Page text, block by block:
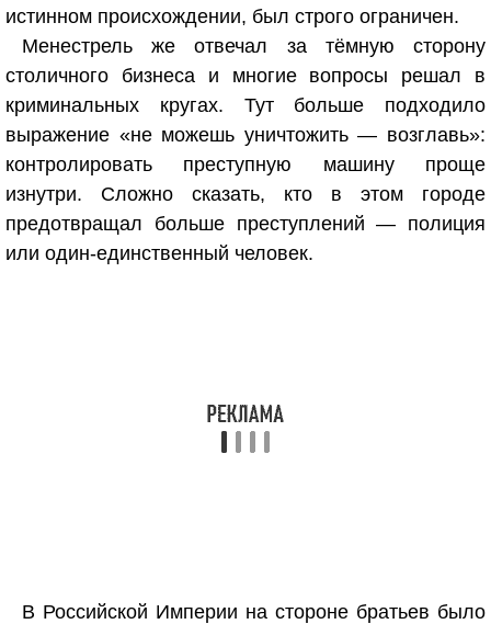
истинном происхождении, был строго ограничен.
Менестрель же отвечал за тёмную сторону
столичного бизнеса и многие вопросы решал в
криминальных кругах. Тут больше подходило
выражение «не можешь уничтожить — возглавь»:
контролировать преступную машину проще
изнутри. Сложно сказать, кто в этом городе
предотвращал больше преступлений — полиция
или один-единственный человек.
В Российской Империи на стороне братьев было